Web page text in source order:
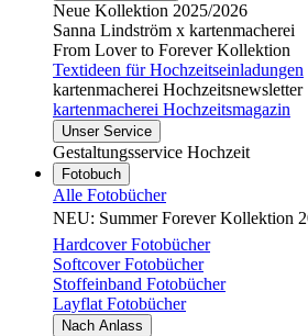
Neue Kollektion 2025/2026
Sanna Lindström x kartenmacherei
From Lover to Forever Kollektion
Textideen für Hochzeitseinladungen
kartenmacherei Hochzeitsnewsletter
kartenmacherei Hochzeitsmagazin
Unser Service
Gestaltungsservice Hochzeit
Fotobuch
Alle Fotobücher
NEU: Summer Forever Kollektion
Hardcover Fotobücher
Softcover Fotobücher
Stoffeinband Fotobücher
Layflat Fotobücher
Nach Anlass